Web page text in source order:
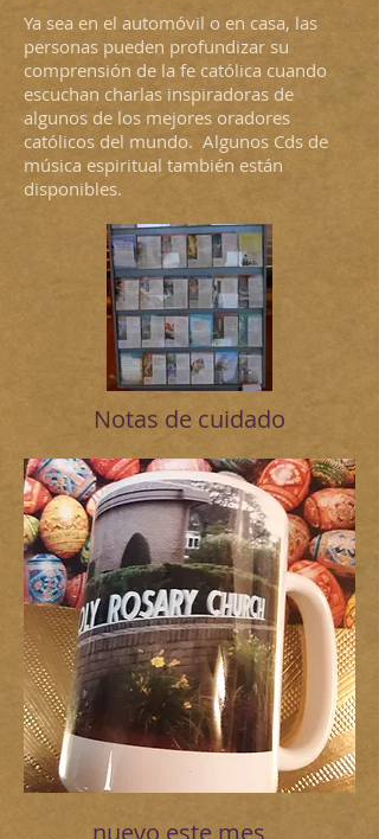
Ya sea en el automóvil o en casa, las
personas pueden profundizar su
comprensión de la fe católica cuando
escuchan charlas inspiradoras de
algunos de los mejores oradores
católicos del mundo. Algunos Cds de
música espiritual también están
disponibles.
Notas de cuidado
nuevo este mes